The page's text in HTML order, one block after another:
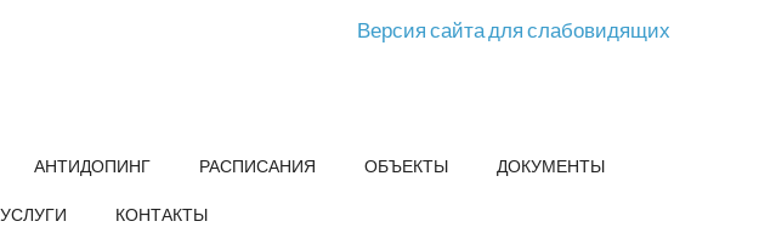
Версия сайта для слабовидящих
АНТИДОПИНГ РАСПИСАНИЯ ОБЪЕКТЫ ДОКУМЕНТЫ
КОНТАКТЫ